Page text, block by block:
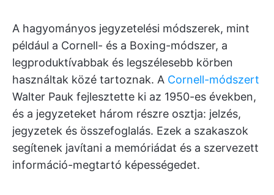
A hagyományos jegyzetelési módszerek, mint
például a Cornell- és a Boxing-módszer, a
legproduktívabbak és legszélesebb körben
használtak közé tartoznak. A Cornell-módszert
Walter Pauk fejlesztette ki az 1950-es években,
és a jegyzeteket három részre osztja: jelzés,
jegyzetek és összefoglalás. Ezek a szakaszok
segítenek javítani a memóriádat és a szervezett
információ-megtartó képességedet.